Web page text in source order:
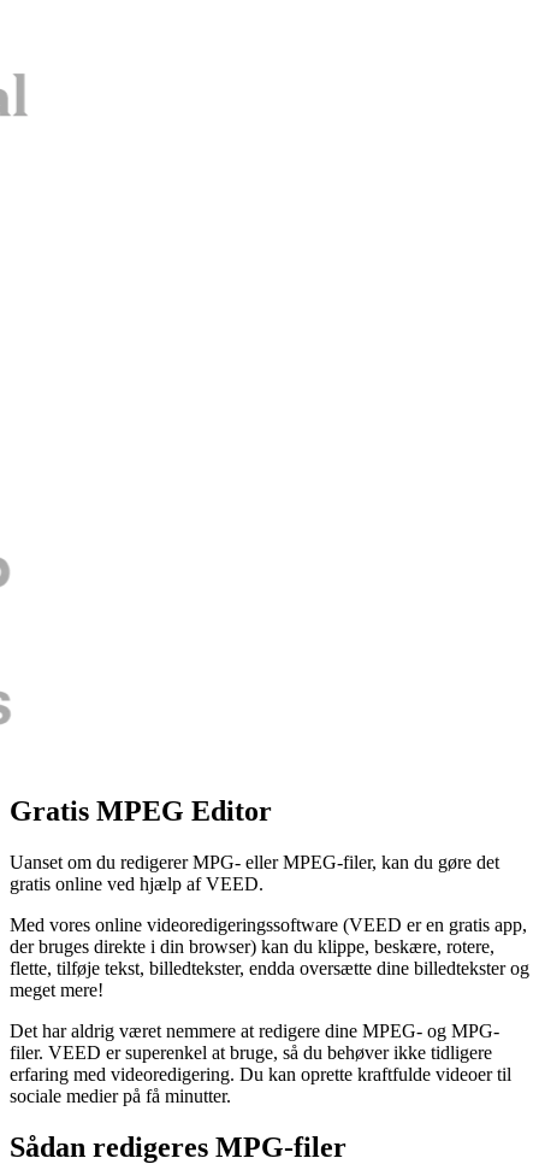
Gratis MPEG Editor
Uanset om du redigerer MPG- eller MPEG-filer, kan du gøre det
gratis online ved hjælp af VEED.
Med vores online videoredigeringssoftware (VEED er en gratis app,
der bruges direkte i din browser) kan du klippe, beskære, rotere,
flette, tilføje tekst, billedtekster, endda oversætte dine billedtekster og
meget mere!
Det har aldrig været nemmere at redigere dine MPEG- og MPG-
filer. VEED er superenkel at bruge, så du behøver ikke tidligere
erfaring med videoredigering. Du kan oprette kraftfulde videoer til
sociale medier på få minutter.
Sådan redigeres MPG-filer